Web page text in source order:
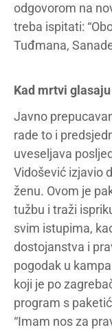
odgovorom na
treba ispitati:
Tuđmana,
Kad mrtvi glasaju
Javno
rade to i
uveseljava
Vidošević izjavio
ženu. Ovom je
tužbu i traži
svim istupima,
dostojanstva i
pogodak u
koji je po
program s
“Imam nos za